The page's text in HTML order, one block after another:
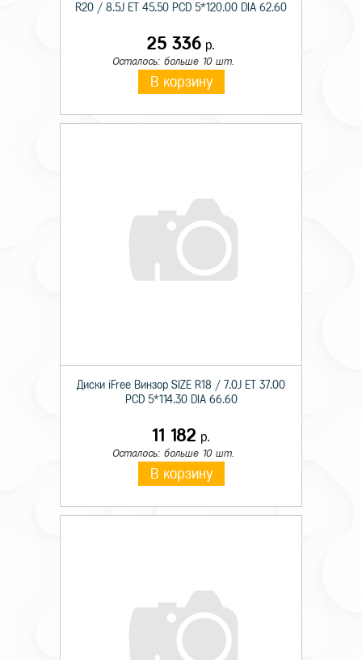
R20 / 8.5J ET 45.50 PCD 5*120.00 DIA 62.60
25 336 р.
Осталось: больше 10 шт.
В корзину
Диски iFree Винзор SIZE R18 / 7.0J ET 37.00
PCD 5*114.30 DIA 66.60
11 182 р.
Осталось: больше 10 шт.
В корзину